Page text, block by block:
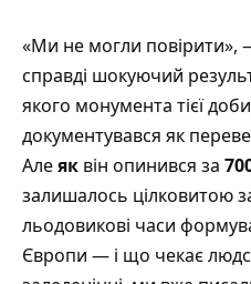
«Ми не могли повірити»,
справді шокуючий
якого монумента тієї
документувався як
Алеяк він опинився за
залишалось цілковитою
льодовикові часи
Європи — і що чекає